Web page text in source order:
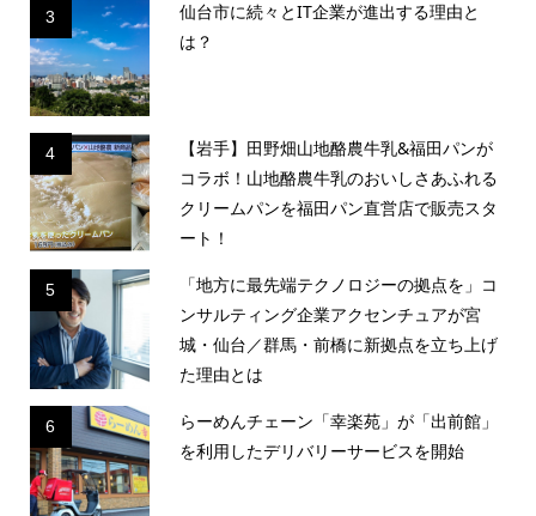
3
仙台市に続々とIT企業が進出する理由と
は？
4
【岩手】田野畑山地酪農牛乳&福田パンが
コラボ！山地酪農牛乳のおいしさあふれる
クリームパンを福田パン直営店で販売スタ
ート！
5
「地方に最先端テクノロジーの拠点を」コ
ンサルティング企業アクセンチュアが宮
城・仙台／群馬・前橋に新拠点を立ち上げ
た理由とは
6
らーめんチェーン「幸楽苑」が「出前館」
を利用したデリバリーサービスを開始